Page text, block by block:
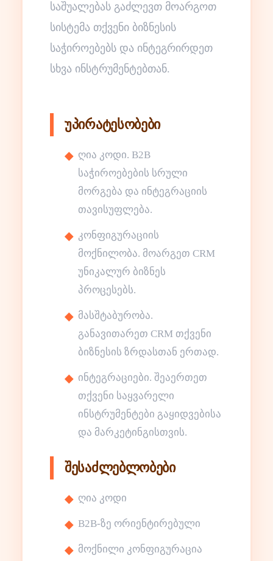
საშუალებას გაძლევთ მოარგოთ
სისტემა თქვენი ბიზნესის
საჭიროებებს და ინტეგრირდეთ
სხვა ინსტრუმენტებთან.
უპირატესობები
ღია კოდი. B2B
საჭიროებების სრული
მორგება და ინტეგრაციის
თავისუფლება.
კონფიგურაციის
მოქნილობა. მოარგეთ CRM
უნიკალურ ბიზნეს
პროცესებს.
მასშტაბურობა.
განავითარეთ CRM თქვენი
ბიზნესის ზრდასთან ერთად.
ინტეგრაციები. შეაერთეთ
თქვენი საყვარელი
ინსტრუმენტები გაყიდვებისა
და მარკეტინგისთვის.
შესაძლებლობები
ღია კოდი
B2B-ზე ორიენტირებული
მოქნილი კონფიგურაცია